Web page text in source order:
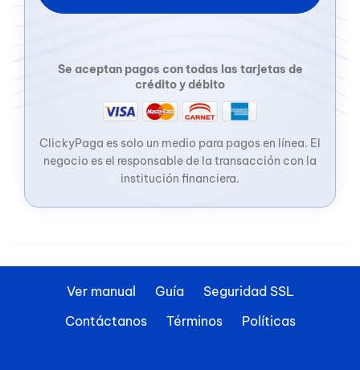
Se aceptan pagos con todas las tarjetas de
crédito y débito
ClickyPaga es solo un medio para pagos en línea. El
negocio es el responsable de la transacción con la
institución financiera.
Ver manual Guía
Seguridad SSL
Contáctanos
Términos Políticas